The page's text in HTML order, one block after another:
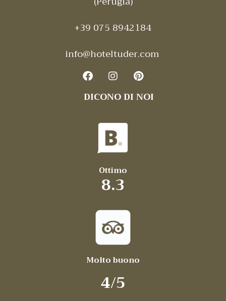
+39 075 8942184
info@hoteltuder.com
DICONO DI NOI
Ottimo
8.3
Molto buono
4/5